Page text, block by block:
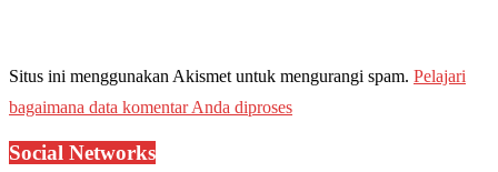
Situs ini menggunakan Akismet untuk mengurangi spam. Pelajari
bagaimana data komentar Anda diproses
Social Networks